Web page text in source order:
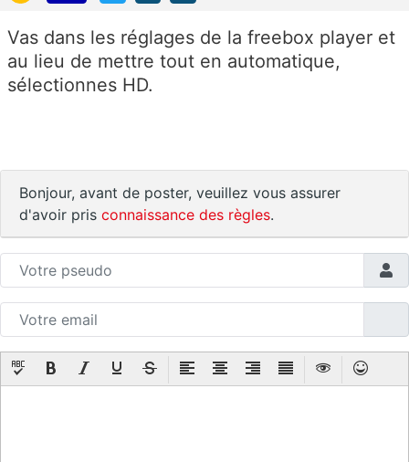
Vas dans les réglages de la freebox player et
au lieu de mettre tout en automatique,
sélectionnes HD.
Bonjour, avant de poster, veuillez vous assurer
d'avoir pris connaissance des règles.